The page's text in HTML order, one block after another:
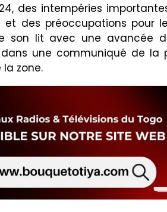
des intempéries
des préoccupations pour
son lit avec une avancée
une communiqué de la
zone.